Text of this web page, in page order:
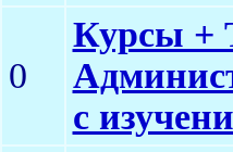
0
Курсы +
с